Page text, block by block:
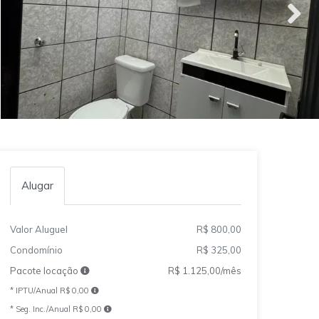
Alugar
Valor Aluguel
R$ 800,00
Condomínio
R$ 325,00
Pacote locação
R$ 1.125,00/mês
* IPTU/Anual R$ 0,00
* Seg. Inc./Anual R$ 0,00